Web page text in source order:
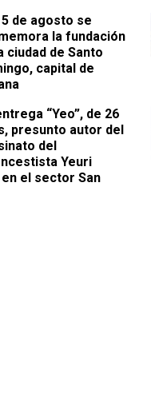
5 de agosto se
la fundación
ciudad de Santo
capital de
“Yeo”, de 26
presunto autor del
del
Yeuri
el sector San